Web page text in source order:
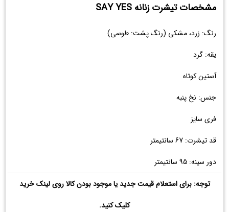
مشخصات تیشرت زنانه SAY YES
رنگ: زرد، مشکی (رنگ پشت: طوسی)
یقه: گرد
آستین کوتاه
جنس: نخ پنبه
فری سایز
قد تیشرت: 67 سانتیمتر
دور سینه: 95 سانتیمتر
توجه: برای استعلام قیمت جدید یا موجود بودن کالا روی لینک خرید
کلیک کنید.